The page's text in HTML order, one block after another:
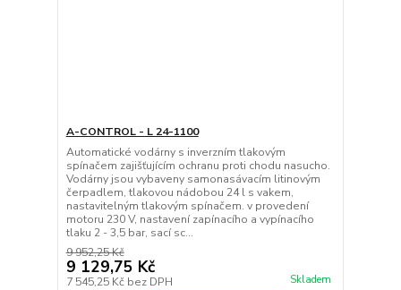
A-CONTROL - L 24-1100
Automatické vodárny s inverzním tlakovým
spínačem zajišťujícím ochranu proti chodu nasucho.
Vodárny jsou vybaveny samonasávacím litinovým
čerpadlem, tlakovou nádobou 24 l s vakem,
nastavitelným tlakovým spínačem. v provedení
motoru 230 V, nastavení zapínacího a vypínacího
tlaku 2 - 3,5 bar, sací sc...
9 952,25 Kč
9 129,75 Kč
7 545,25 Kč bez DPH Skladem